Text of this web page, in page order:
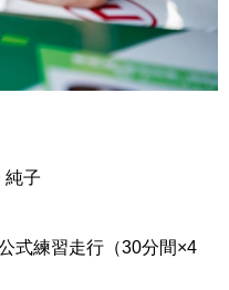
子
練習走行（30分間×4